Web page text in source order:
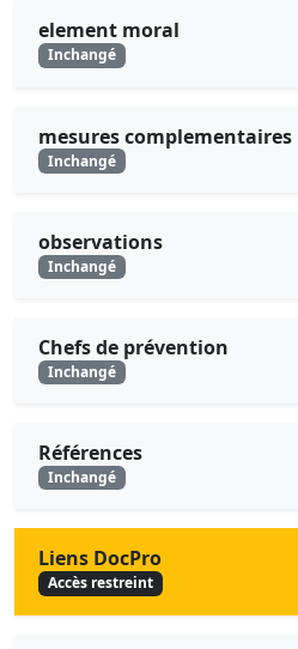
element moral
Inchangé
mesures complementaires
Inchangé
observations
Inchangé
Chefs de prévention
Inchangé
Références
Inchangé
Liens DocPro
Accès restreint